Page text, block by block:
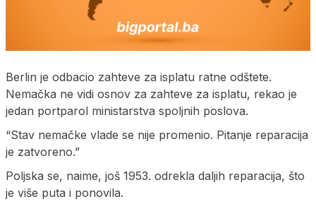
Berlin je odbacio zahteve za isplatu ratne odštete.
Nemačka ne vidi osnov za zahteve za isplatu, rekao je
jedan portparol ministarstva spoljnih poslova.
“Stav nemačke vlade se nije promenio. Pitanje reparacija
je zatvoreno.”
Poljska se, naime, još 1953. odrekla daljih reparacija, što
je više puta i ponovila.